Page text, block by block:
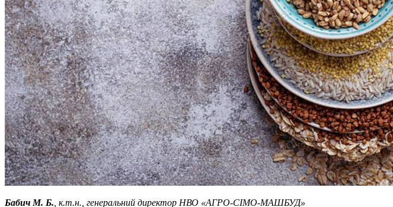
Бабич М. Б. , к.т.н., генеральний директор НВО «АГРО-СІМО-МАШБУД»